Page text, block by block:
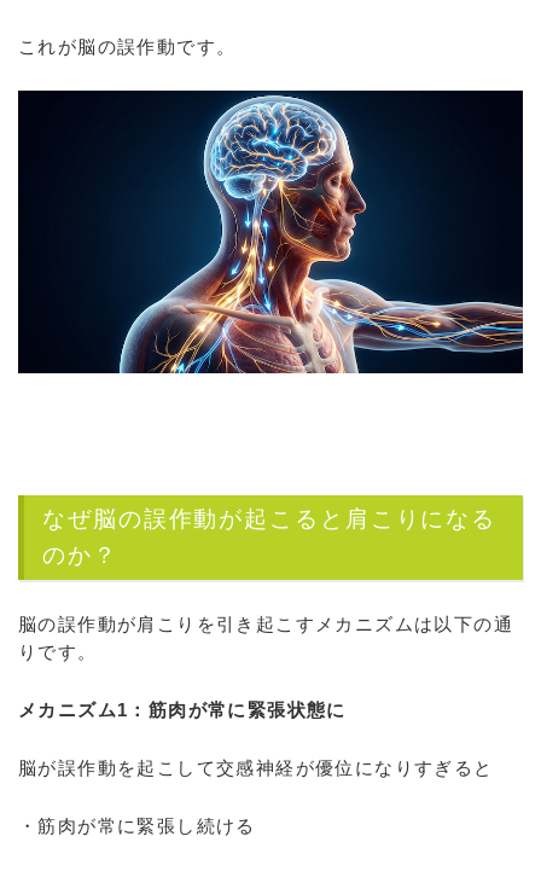
これが脳の誤作動です。
なぜ脳の誤作動が起こると肩こりになる
のか？
脳の誤作動が肩こりを引き起こすメカニズムは以下の通
りです。
メカニズム1：筋肉が常に緊張状態に
脳が誤作動を起こして交感神経が優位になりすぎると
・筋肉が常に緊張し続ける